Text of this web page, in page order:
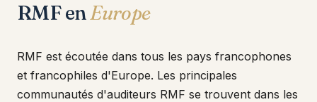
RMF enEurope
RMF est écoutée dans tous les pays francophones
et francophiles d'Europe. Les principales
communautés d'auditeurs RMF se trouvent dans les